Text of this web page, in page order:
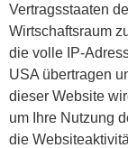
Vertragsstaaten
Wirtschaftsraum
die volle IP-
USA übertragen
dieser Website
um Ihre Nutzung
die